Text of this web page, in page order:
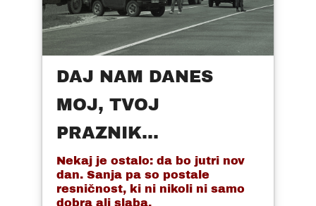
DAJ NAM DANES
MOJ, TVOJ
PRAZNIK...
Nekaj je ostalo: da bo jutri nov
dan. Sanja pa so postale
resničnost, ki ni nikoli ni samo
dobra ali slaba.